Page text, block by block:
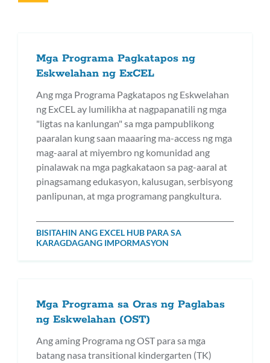
Mga Programa Pagkatapos ng
Eskwelahan ng ExCEL
Ang mga Programa Pagkatapos ng Eskwelahan
ng ExCEL ay lumilikha at nagpapanatili ng mga
"ligtas na kanlungan" sa mga pampublikong
paaralan kung saan maaaring ma-access ng mga
mag-aaral at miyembro ng komunidad ang
pinalawak na mga pagkakataon sa pag-aaral at
pinagsamang edukasyon, kalusugan, serbisyong
panlipunan, at mga programang pangkultura.
BISITAHIN ANG EXCEL HUB PARA SA
KARAGDAGANG IMPORMASYON
Mga Programa sa Oras ng Paglabas
ng Eskwelahan (OST)
Ang aming Programa ng OST para sa mga
batang nasa transitional kindergarten (TK)